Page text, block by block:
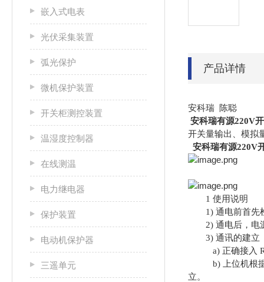
嵌入式电表
光伏采集装置
弧光保护
微机保护装置
开关柜测控装置
温湿度控制器
在线测温
电力继电器
保护装置
电动机保护器
三遥单元
产品详情
安科瑞 陈聪
安科瑞有源220V
开关量输出、模拟
安科瑞有源220V
1 使用说明
1) 通电前首先
2) 通电后，电源
3) 通讯的建立
a) 正确接入
b) 上位机根据模
立。